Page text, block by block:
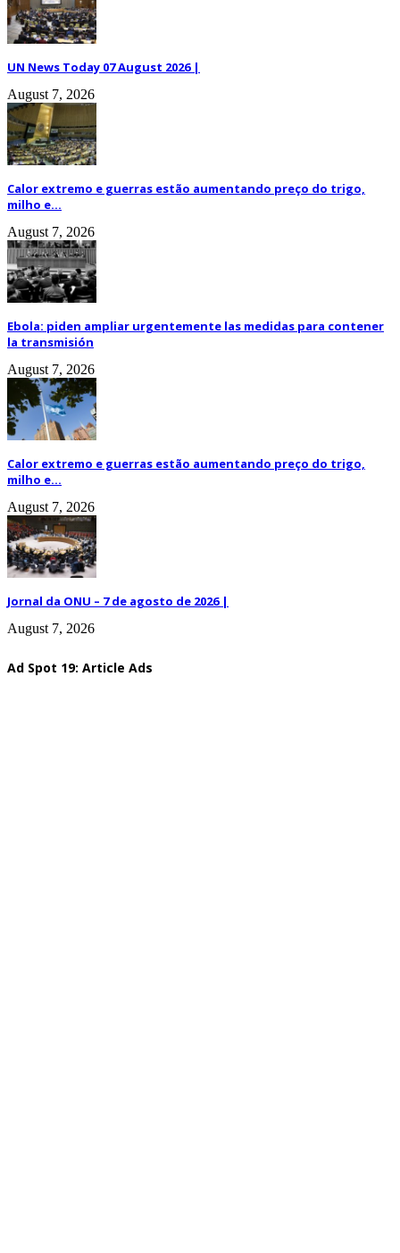
UN News Today 07 August 2026 |
August 7, 2026
Calor extremo e guerras estão aumentando preço do trigo,
milho e...
August 7, 2026
Ebola: piden ampliar urgentemente las medidas para contener
la transmisión
August 7, 2026
Calor extremo e guerras estão aumentando preço do trigo,
milho e...
August 7, 2026
Jornal da ONU – 7 de agosto de 2026 |
August 7, 2026
Ad Spot 19: Article Ads